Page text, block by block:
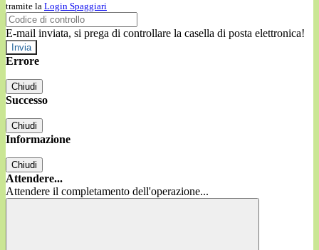
tramite la Login Spaggiari
E-mail inviata, si prega di controllare la casella di posta elettronica!
Errore
Chiudi
Successo
Chiudi
Informazione
Chiudi
Attendere...
Attendere il completamento dell'operazione...